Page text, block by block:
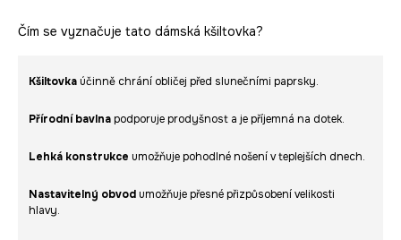
Čím se vyznačuje tato dámská kšiltovka?
Kšiltovka účinně chrání obličej před slunečními paprsky.
Přírodní bavlna podporuje prodyšnost a je příjemná na dotek.
Lehká konstrukce umožňuje pohodlné nošení v teplejších dnech.
Nastavitelný obvod umožňuje přesné přizpůsobení velikosti
hlavy.